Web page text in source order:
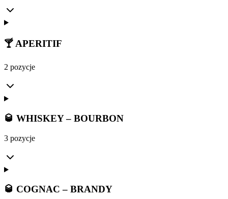
🍸 APERITIF
2 pozycje
🥃 WHISKEY – BOURBON
3 pozycje
🥃 COGNAC – BRANDY